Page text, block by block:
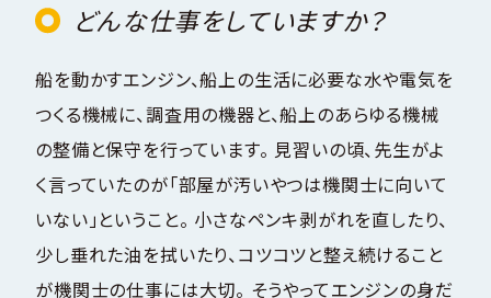
どんな仕事をしていますか？
船を動かすエンジン、船上の生活に必要な水や電気を
つくる機械に、調査用の機器と、船上のあらゆる機械
の整備と保守を行っています。 見習いの頃、先生がよ
く言っていたのが「部屋が汚いやつは機関士に向いて
いない」ということ。 小さなペンキ剥がれを直したり、
少し垂れた油を拭いたり、コツコツと整え続けること
が機関士の仕事には大切。 そうやってエンジンの身だ